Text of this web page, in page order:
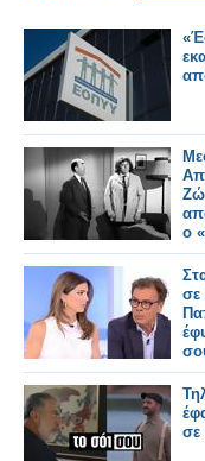
ο
οι
σε
σε